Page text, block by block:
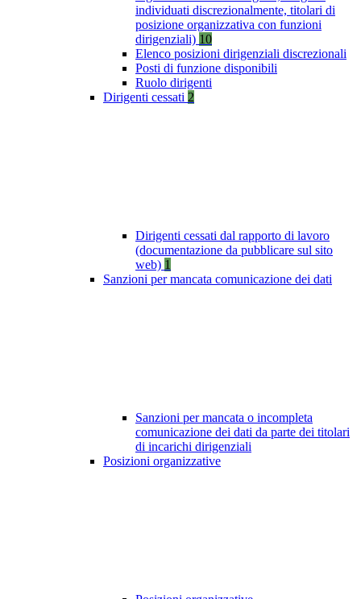
individuati discrezionalmente, titolari di
posizione organizzativa con funzioni
dirigenziali) 10
Elenco posizioni dirigenziali discrezionali
Posti di funzione disponibili
Ruolo dirigenti
Dirigenti cessati 2
Dirigenti cessati dal rapporto di lavoro
(documentazione da pubblicare sul sito
web) 1
Sanzioni per mancata comunicazione dei dati
Sanzioni per mancata o incompleta
comunicazione dei dati da parte dei titolari
di incarichi dirigenziali
Posizioni organizzative